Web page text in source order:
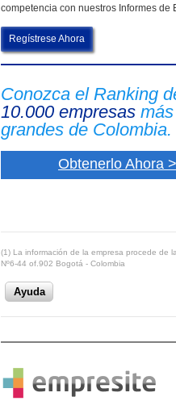
competencia con nuestros Informes de
Regístrese Ahora
Conozca el Ranking
10.000 empresas más
grandes de Colombia.
Obtenerlo Ahora
(1) La información de la empresa procede de
Nº6-44 of.902 Bogotá - Colombia
Ayuda